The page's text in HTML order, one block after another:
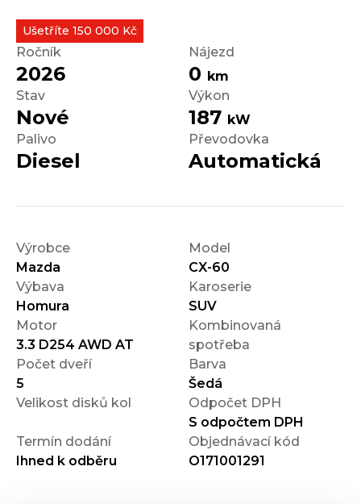
Ušetříte 150 000 Kč
Ročník
2026
Nájezd
0 km
Stav
Nové
Výkon
187 kW
Palivo
Diesel
Převodovka
Automatická
Výrobce
Mazda
Model
CX-60
Výbava
Homura
Karoserie
SUV
Motor
3.3 D254 AWD AT
Kombinovaná
spotřeba
Počet dveří
5
Barva
Šedá
Velikost disků kol
Odpočet DPH
S odpočtem DPH
Termín dodání
Ihned k odběru
Objednávací kód
O171001291